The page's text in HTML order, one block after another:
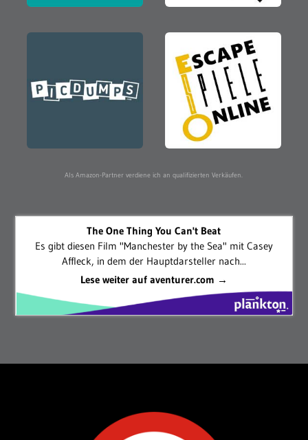
Als Amazon-Partner verdiene ich an qualifizierten Verkäufen.
The One Thing You Can't Beat
Es gibt diesen Film "Manchester by the Sea" mit Casey
Affleck, in dem der Hauptdarsteller nach...
Lese weiter auf aventurer.com →